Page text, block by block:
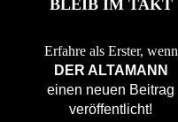
BLEIB IM TAKT
Erfahre als Erster, wenn
DER ALTAMANN
einen neuen Beitrag
veröffentlicht!